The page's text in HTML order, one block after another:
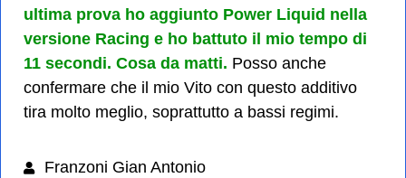
ultima prova ho aggiunto Power Liquid nella
versione Racing e ho battuto il mio tempo di
11 secondi. Cosa da matti. Posso anche
confermare che il mio Vito con questo additivo
tira molto meglio, soprattutto a bassi regimi.
Franzoni Gian Antonio